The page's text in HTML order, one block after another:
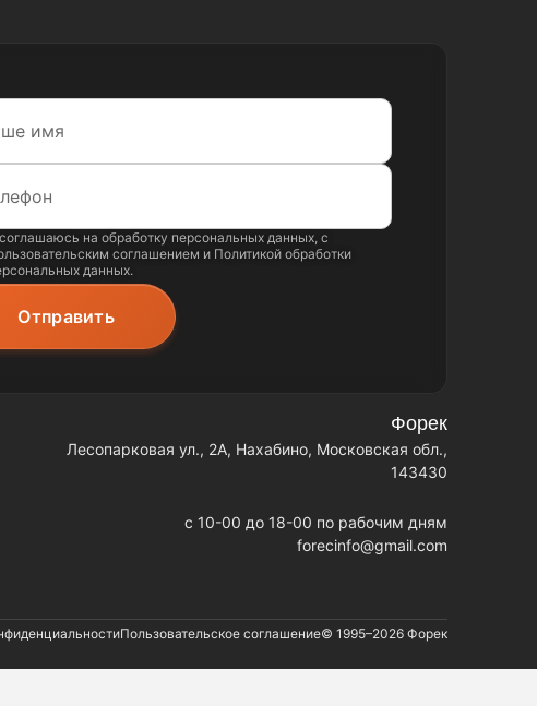
на обработку персональных данных, с
соглашением и Политикой обработки
данных.
Форек
Лесопарковая ул., 2А, Нахабино, Московская обл.,
143430
c 10-00 до 18-00 по рабочим дням
forecinfo@gmail.com
Пользовательское соглашение© 1995–2026 Форек